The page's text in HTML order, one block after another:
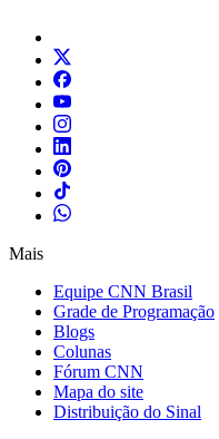
Mais
Equipe CNN Brasil
Grade de Programação
Blogs
Colunas
Fórum CNN
Mapa do site
Distribuição do Sinal